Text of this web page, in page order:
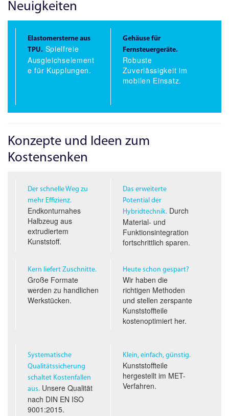
Neuigkeiten
Elastomersterne aus
TPU. Spielfreie
Ausgleichselement
e für Kupplungen.
Gehäuse für
Fernsteuergeräte.
Robuste
Zuverlässigkeit im
mobilen Einsatz.
Konzepte und Ideen zum
Kostensenken
Der schnelle Weg zu
mehr Effizienz.
Endkonturnahes
Halbzeug aus
extrudiertem
Kunststoff.
Das erweiterte
Potential der
Hybridtechnik.Durch
Material- und
Funktionsintegration
fortschrittlich sparen.
Kern liefert Zuschnitte.
Große Formate
werden zu handlichen
Werkstücken.
Heute schon gespart?
Wir haben die
richtigen Methoden
und stellen zerspante
Kunststoffteile
kostenoptimiert her.
Systematische
Qualitäts­sicherung
schaltet Kostenfallen
aus.Unsere Qualität
nach DIN EN ISO
9001:2015.
Klein, einfach, günstig.
Kunststoffteile
hergestellt im MET-
Verfahren.